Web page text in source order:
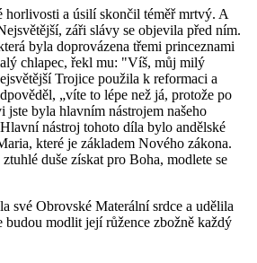
horlivosti a úsilí skončil téměř mrtvý. A
záři slávy se objevila před ním.
byla doprovázena třemi princeznami
chlapec, řekl mu: "Víš, můj milý
Trojice použila k reformaci a
„víte to lépe než já, protože po
jste byla hlavním nástrojem našeho
nástroj tohoto díla bylo andělské
které je základem Nového zákona.
duše získat pro Boha, modlete se
své Obrovské Materální srdce a udělila
budou modlit její růžence zbožně každý